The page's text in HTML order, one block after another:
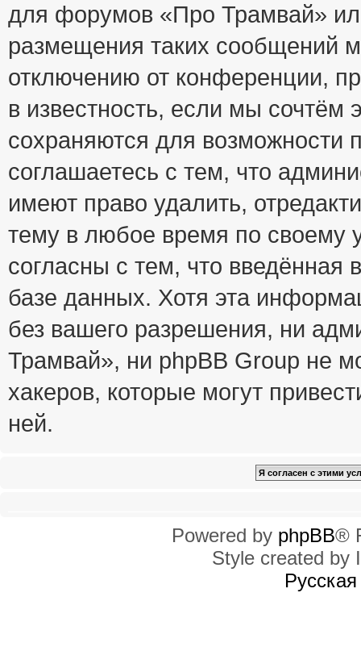
для форумов «Про Трамвай»
размещения таких сообщений
отключению от конференции,
в известность, если мы
сохраняются для возможности
соглашаетесь с тем, что
имеют право удалить,
тему в любое время по своему
согласны с тем, что
базе данных. Хотя эта
без вашего разрешения, ни
Трамвай», ни phpBB Group не
хакеров, которые могут
ней.
Powered by phpBB®
Style created by